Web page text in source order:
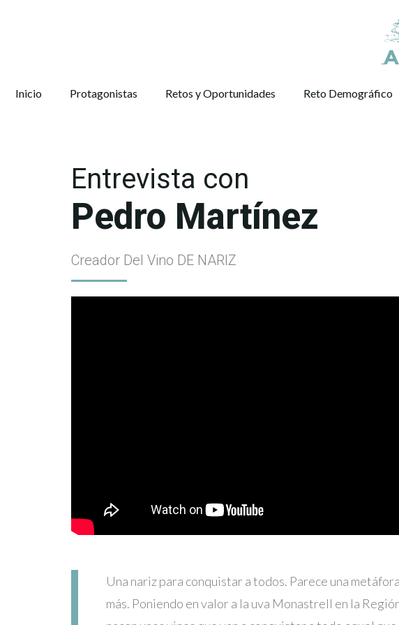
Inicio Protagonistas Retos y Oportunidades Reto Demográfico
Entrevista con
Pedro Martínez
Creador Del Vino DE NARIZ
Una nariz para conquistar a todos. Parece una
más. Poniendo en valor a la uva Monastrell en la